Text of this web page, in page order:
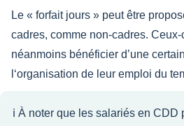
Le « forfait jours » peut être
cadres, comme non-cadres.
néanmoins bénéficier d’une
l‘organisation de leur emploi du
ℹ️ À noter que les salariés en CDD